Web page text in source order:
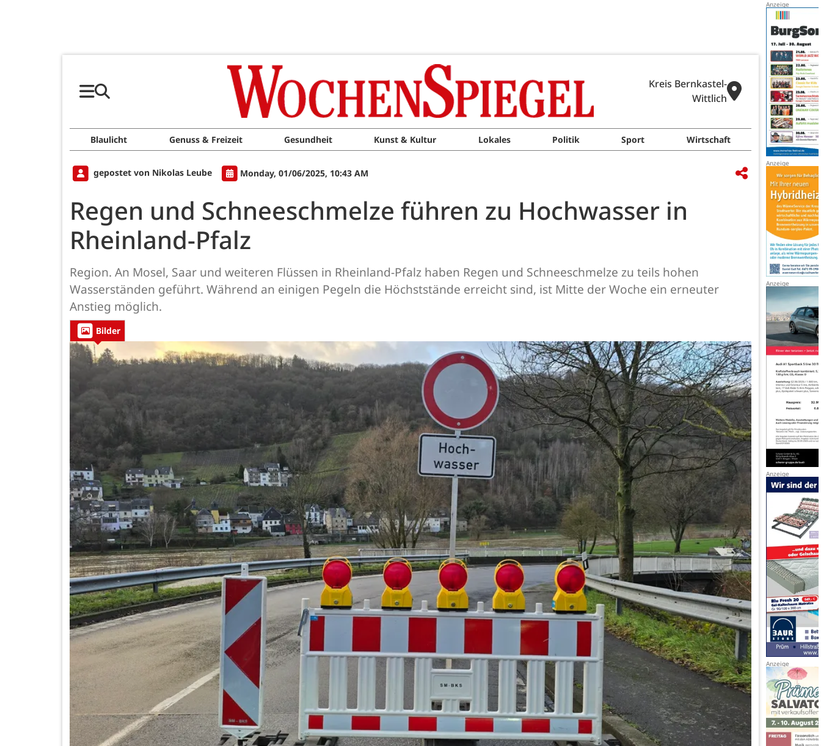
Kreis Bernkastel-
Wittlich
Blaulicht Genuss & Freizeit Gesundheit Kunst & Kultur Lokales Politik Sport Wirtschaft
gepostet von Nikolas Leube Monday, 01/06/2025, 10:43 AM
Regen und Schneeschmelze führen zu Hochwasser in
Rheinland-Pfalz
Region. An Mosel, Saar und weiteren Flüssen in Rheinland-Pfalz haben Regen und Schneeschmelze zu teils hohen
Wasserständen geführt. Während an einigen Pegeln die Höchststände erreicht sind, ist Mitte der Woche ein erneuter
Anstieg möglich.
Bilder